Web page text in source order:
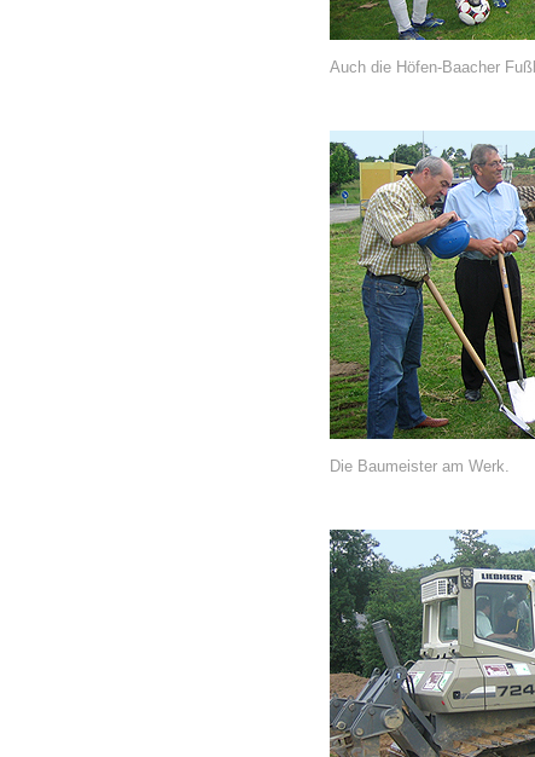
Auch die Höfen-Baacher
Die Baumeister am Werk.